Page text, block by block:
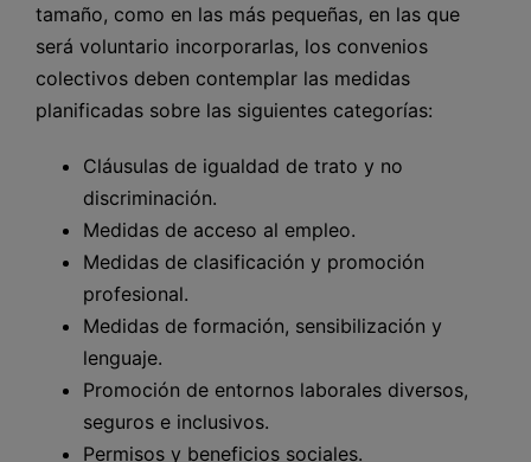
tamaño, como en las más pequeñas, en las que
será voluntario incorporarlas, los convenios
colectivos deben contemplar las medidas
planificadas sobre las siguientes categorías:
Cláusulas de igualdad de trato y no
discriminación.
Medidas de acceso al empleo.
Medidas de clasificación y promoción
profesional.
Medidas de formación, sensibilización y
lenguaje.
Promoción de entornos laborales diversos,
seguros e inclusivos.
Permisos y beneficios sociales.